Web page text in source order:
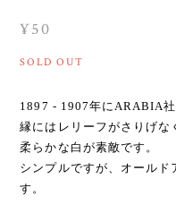
¥50
SOLD OUT
1897 - 1907年にARABIA社
縁にはレリーフがさりげな
柔らかな白が素敵です。
シンプルですが、オールド
す。